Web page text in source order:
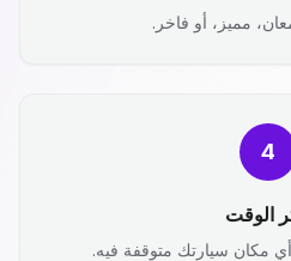
مميز، أو فاخر.
4
الوقت
مكان سيارتك متوقفة فيه.